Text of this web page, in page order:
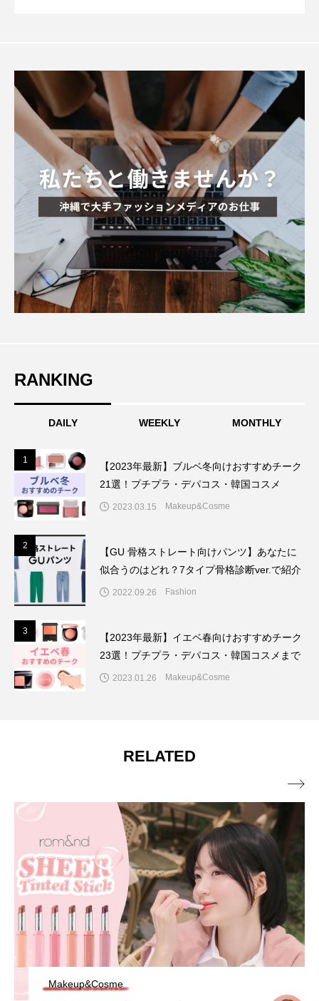
RANKING
DAILY WEEKLY MONTHLY
1
【2023年最新】ブルベ冬向けおすすめチーク
21選！プチプラ・デパコス・韓国コスメ
2023.03.15 Makeup&Cosme
2
【GU 骨格ストレート向けパンツ】あなたに
似合うのはどれ？7タイプ骨格診断ver.で紹介
2022.09.26 Fashion
3
【2023年最新】イエベ春向けおすすめチーク
23選！プチプラ・デパコス・韓国コスメまで
2023.01.26 Makeup&Cosme
RELATED
Makeup&Cosme
